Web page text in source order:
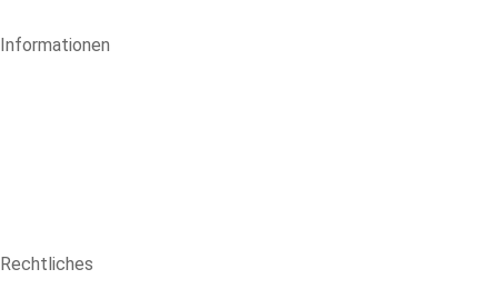
Informationen
Rechtliches